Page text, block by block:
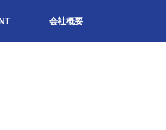
会社概要